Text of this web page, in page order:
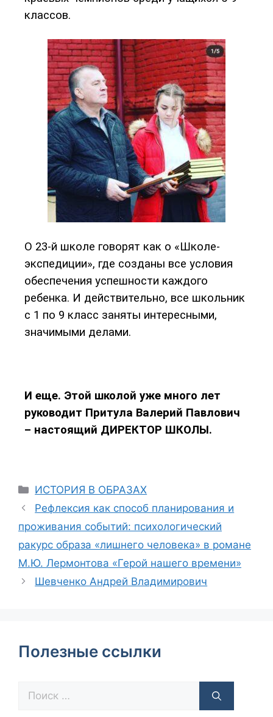
классов.
О 23-й школе говорят как о «Школе-
экспедиции», где созданы все условия
обеспечения успешности каждого
ребенка. И действительно, все школьник
с 1 по 9 класс заняты интересными,
значимыми делами.
И еще. Этой школой уже много лет
руководит Притула Валерий Павлович
– настоящий ДИРЕКТОР ШКОЛЫ.
ИСТОРИЯ В ОБРАЗАХ
Рефлексия как способ планирования и
проживания событий: психологический
ракурс образа «лишнего человека» в романе
М.Ю. Лермонтова «Герой нашего времени»
Шевченко Андрей Владимирович
Полезные ссылки